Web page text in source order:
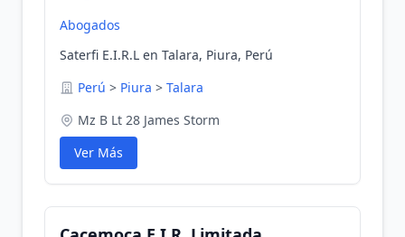
Abogados
Saterfi E.I.R.L en Talara, Piura, Perú
Perú > Piura > Talara
Mz B Lt 28 James Storm
Ver Más